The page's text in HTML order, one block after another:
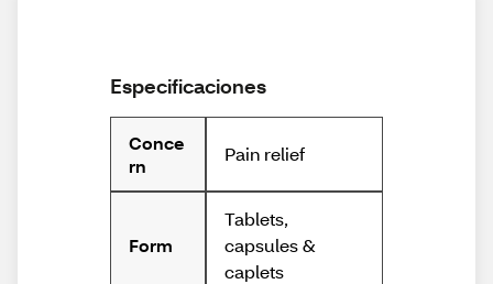
Especificaciones
Conce
rn
Pain relief
Form
Tablets,
capsules &
caplets